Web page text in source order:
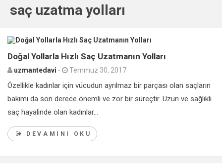
saç uzatma yolları
Doğal Yollarla Hızlı Saç Uzatmanın Yolları
uzmantedavi - Temmuz 30, 2017
Özellikle kadınlar için vücudun ayrılmaz bir parçası olan saçların
bakımı da son derece önemli ve zor bir süreçtir. Uzun ve sağlıklı
saç hayalinde olan kadınlar...
DEVAMINI OKU